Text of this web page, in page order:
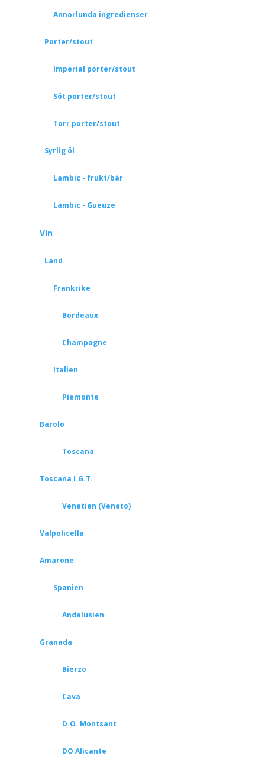
Annorlunda ingredienser
Porter/stout
Imperial porter/stout
Söt porter/stout
Torr porter/stout
Syrlig öl
Lambic - frukt/bär
Lambic - Gueuze
Vin
Land
Frankrike
Bordeaux
Champagne
Italien
Piemonte
Barolo
Toscana
Toscana I.G.T.
Venetien (Veneto)
Valpolicella
Amarone
Spanien
Andalusien
Granada
Bierzo
Cava
D.O. Montsant
DO Alicante